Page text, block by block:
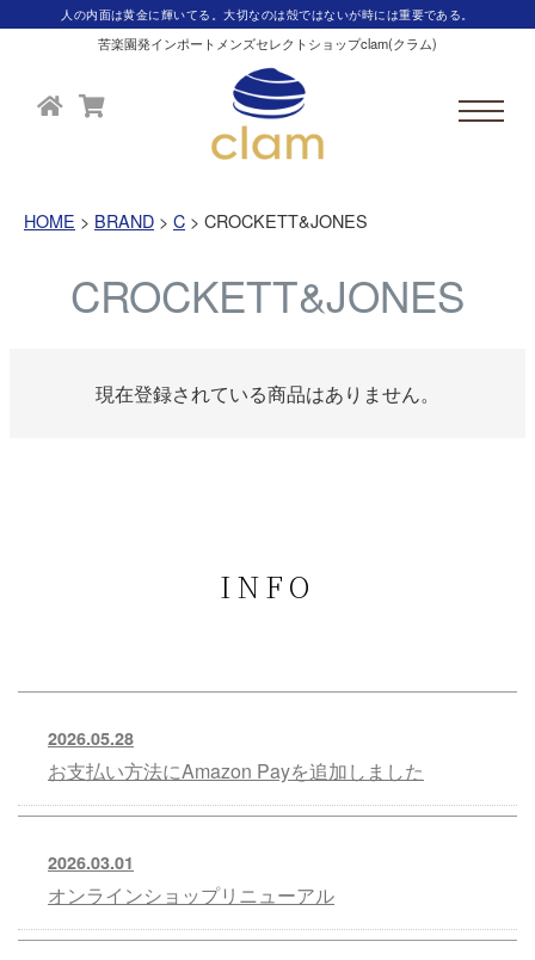
人の内面は黄金に輝いてる。大切なのは殻ではないが時には重要である。
苦楽園発インポートメンズセレクトショップclam(クラム)
HOME BRAND C CROCKETT&JONES
CROCKETT&JONES
現在登録されている商品はありません。
INFO
2026.05.28
お支払い方法にAmazon Payを追加しました
2026.03.01
オンラインショップリニューアル